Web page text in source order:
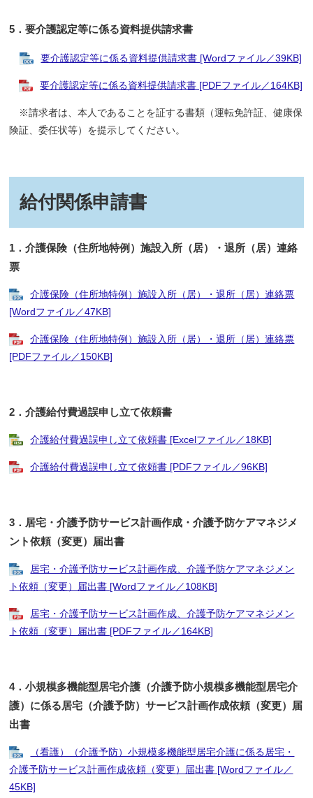
5．要介護認定等に係る資料提供請求書
要介護認定等に係る資料提供請求書 [Wordファイル／39KB]
要介護認定等に係る資料提供請求書 [PDFファイル／164KB]
※請求者は、本人であることを証する書類（運転免許証、健康保
険証、委任状等）を提示してください。
給付関係申請書
1．介護保険（住所地特例）施設入所（居）・退所（居）連絡
票
介護保険（住所地特例）施設入所（居）・退所（居）連絡票
[Wordファイル／47KB]
介護保険（住所地特例）施設入所（居）・退所（居）連絡票
[PDFファイル／150KB]
2．介護給付費過誤申し立て依頼書
介護給付費過誤申し立て依頼書 [Excelファイル／18KB]
介護給付費過誤申し立て依頼書 [PDFファイル／96KB]
3．居宅・介護予防サービス計画作成・介護予防ケアマネジメ
ント依頼（変更）届出書
居宅・介護予防サービス計画作成、介護予防ケアマネジメン
ト依頼（変更）届出書 [Wordファイル／108KB]
居宅・介護予防サービス計画作成、介護予防ケアマネジメン
ト依頼（変更）届出書 [PDFファイル／164KB]
4．小規模多機能型居宅介護（介護予防小規模多機能型居宅介
護）に係る居宅（介護予防）サービス計画作成依頼（変更）届
出書
（看護）（介護予防）小規模多機能型居宅介護に係る居宅・
介護予防サービス計画作成依頼（変更）届出書 [Wordファイル／
45KB]